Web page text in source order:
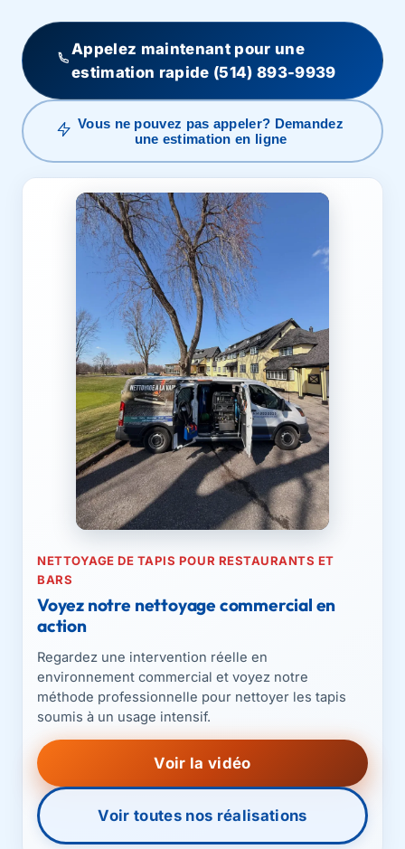
Appelez maintenant pour une
estimation rapide (514) 893-9939
Vous ne pouvez pas appeler? Demandez
une estimation en ligne
NETTOYAGE DE TAPIS POUR RESTAURANTS ET
BARS
Voyez notre nettoyage commercial en
action
Regardez une intervention réelle en
environnement commercial et voyez notre
méthode professionnelle pour nettoyer les tapis
soumis à un usage intensif.
Voir la vidéo
Voir toutes nos réalisations